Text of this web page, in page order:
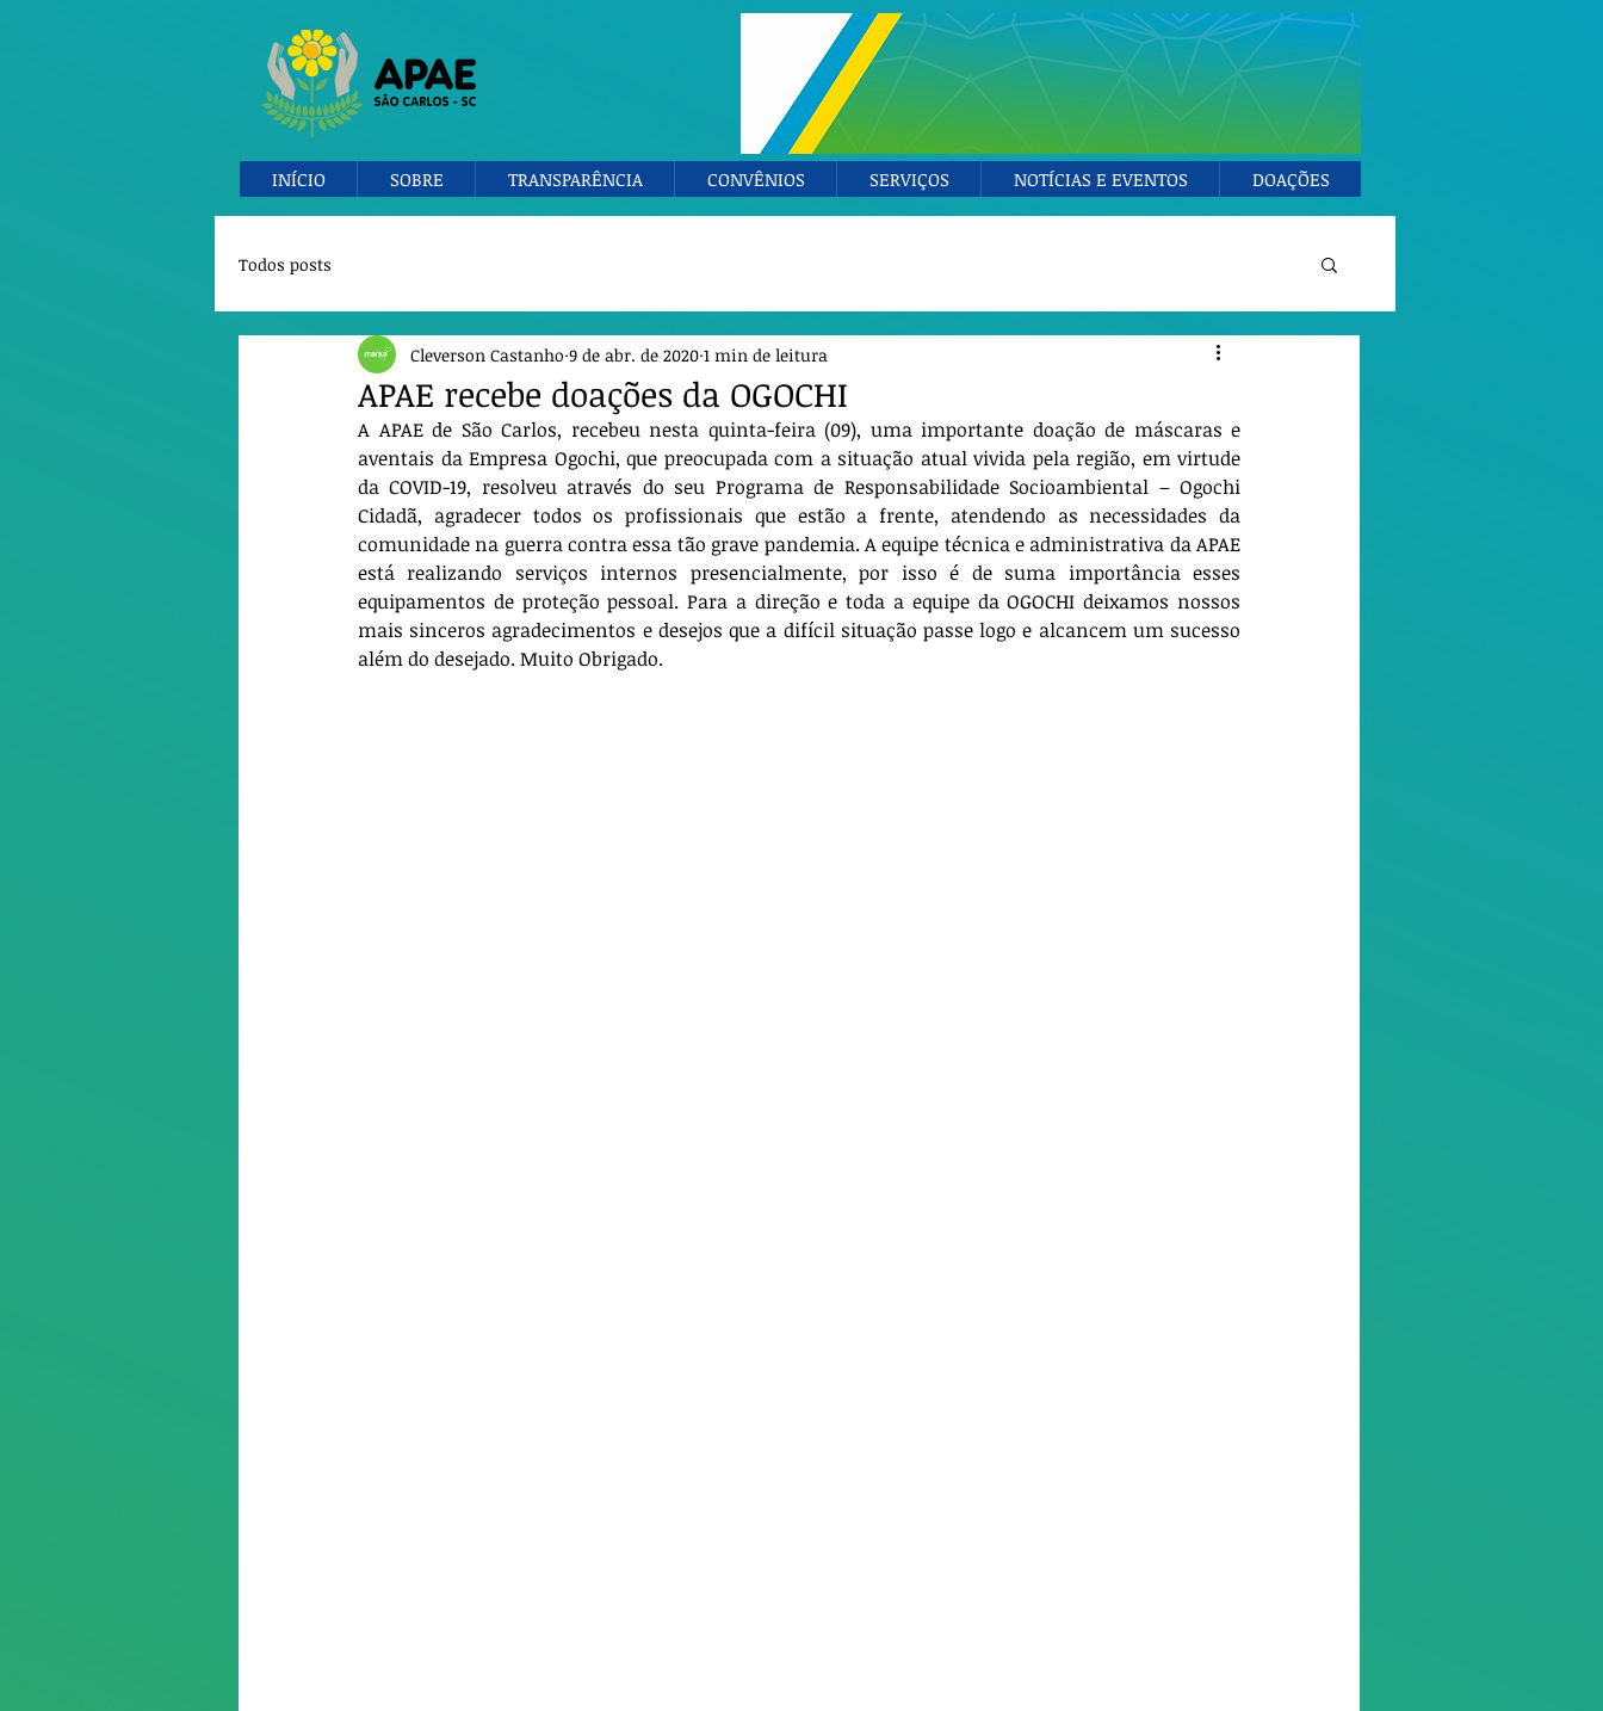
INÍCIO SOBRE TRANSPARÊNCIA CONVÊNIOS SERVIÇOS NOTÍCIAS E EVENTOS DOAÇÕES
Todos posts
APAE recebe doações da OGOCHI
Cleverson Castanho 9 de abr. de 2020 1 min de leitura
A APAE de São Carlos, recebeu nesta quinta-feira (09), uma importante doação de máscaras e
aventais da Empresa Ogochi, que preocupada com a situação atual vivida pela região, em virtude
da COVID-19, resolveu através do seu Programa de Responsabilidade Socioambiental – Ogochi
Cidadã, agradecer todos os profissionais que estão a frente, atendendo as necessidades da
comunidade na guerra contra essa tão grave pandemia. A equipe técnica e administrativa da APAE
está realizando serviços internos presencialmente, por isso é de suma importância esses
equipamentos de proteção pessoal. Para a direção e toda a equipe da OGOCHI deixamos nossos
mais sinceros agradecimentos e desejos que a difícil situação passe logo e alcancem um sucesso
além do desejado. Muito Obrigado.